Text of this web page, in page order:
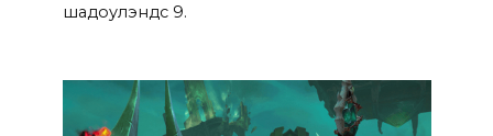
шадоулэндс 9.